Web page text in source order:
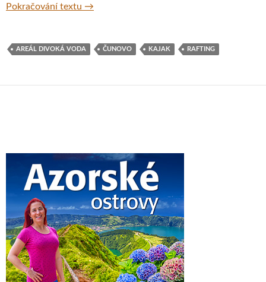
Pokračování textu Areál Divoká Voda, vodní dílo Čunovo,
→
AREÁL DIVOKÁ VODA ČUNOVO KAJAK RAFTING